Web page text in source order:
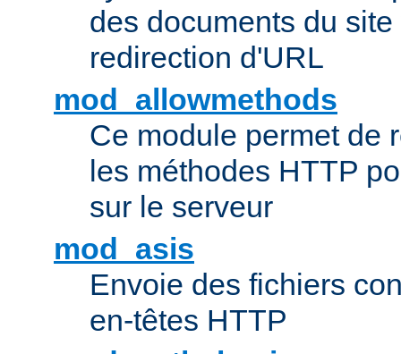
des documents du
redirection d'URL
mod_allowmethods
Ce module permet de
les méthodes HTTP
sur le serveur
mod_asis
Envoie des fichiers
en-têtes HTTP